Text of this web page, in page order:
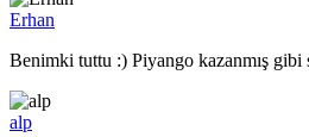
Erhan
Benimki tuttu :) Piyango kazanmış gibi
alp